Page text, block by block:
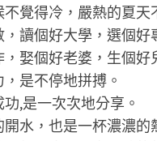
覺得冷，嚴熱的夏天
讀個好大學，選個好
娶個好老婆，生個好
是不停地拼搏。
,是一次次地分享。
水，也是一杯濃濃的